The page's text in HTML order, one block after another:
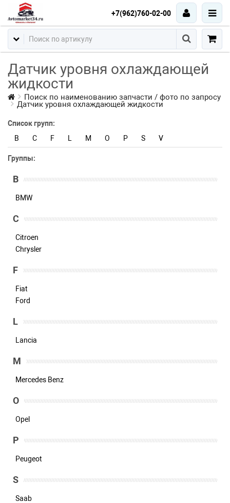
+7(962)760-02-00
Датчик уровня охлаждающей
жидкости
Поиск по наименованию запчасти / фото по запросу
Датчик уровня охлаждающей жидкости
Список групп:
B
C F M O P S V
Группы:
B
BMW
C
Citroen
Chrysler
F
Fiat
Ford
L
Lancia
M
Mercedes Benz
O
Opel
P
Peugeot
S
Saab